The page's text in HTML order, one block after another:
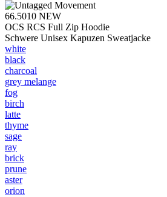
66.5010 NEW
OCS RCS Full Zip Hoodie
Schwere Unisex Kapuzen Sweatjacke
white
black
charcoal
grey melange
fog
birch
latte
thyme
sage
ray
brick
prune
aster
orion